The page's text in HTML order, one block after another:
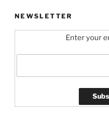
NEWSLETTER
Enter your